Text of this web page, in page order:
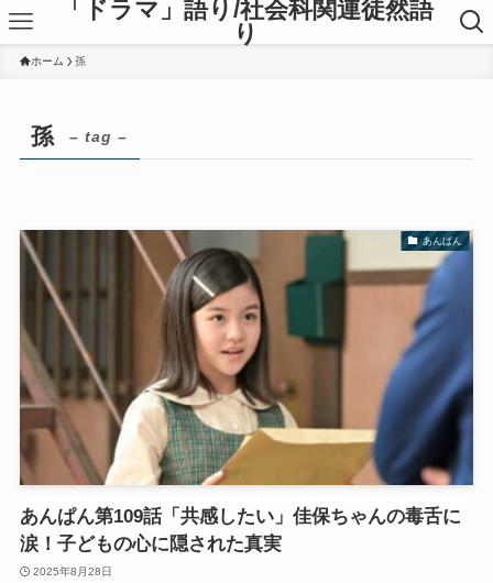
「ドラマ」語り/社会科関連徒然語
り
ホーム 孫
孫 – tag –
あんぱん
あんぱん第109話「共感したい」佳保ちゃんの毒舌に
涙！子どもの心に隠された真実
2025年8月28日